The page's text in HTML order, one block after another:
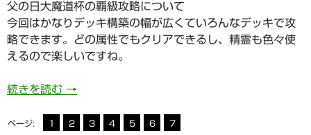
父の日大魔道杯の覇級攻略について
今回はかなりデッキ構築の幅が広くていろんなデッキで攻
略できます。どの属性でもクリアできるし、精霊も色々使
えるので楽しいですね。
続きを読む 969日目 父の日大魔道杯 3tss覇級攻略
→
ページ: 1 2 3 4 5 6 7